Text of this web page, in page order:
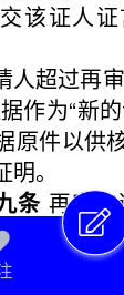
该证人
超过再审
作为“新
原件以供
。
条 再审申
定第三十
为再审申